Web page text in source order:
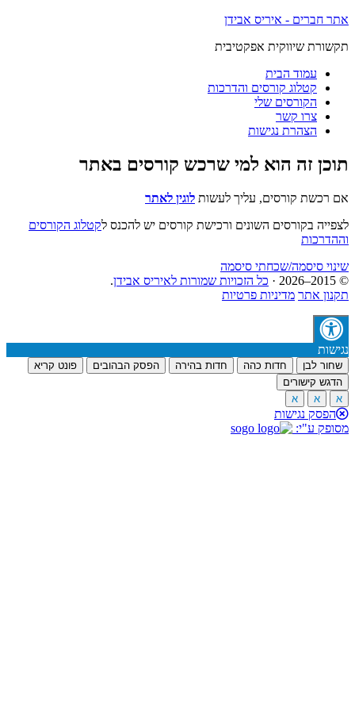
אתר חברים - איריס אבידן
תקשורת שיווקית אפקטיבית
עמוד הבית
קטלוג קורסים והדרכות
הקורסים שלי
צרו קשר
הצהרת נגישות
תוכן זה הוא למי שרכש קורסים באתר
אם רכשת קורסים, עליך לעשות לוגין לאתר
לצפייה בקורסים השונים ורכישת קורסים יש להכנס לקטלוג הקורסים
וההדרכות
שינוי סיסמה/שכחתי סיסמה
© 2015–2026 ·
כל הזכויות שמורות לאיריס אבידן.
תקנון אתר מדיניות פרטיות
נגישות
שחור לבן חדות כהה חדות בהירה הפסק הבהובים
פונט קריא
הדגש קישורים
א
א א
הפסק נגישות
מסופק ע"י: